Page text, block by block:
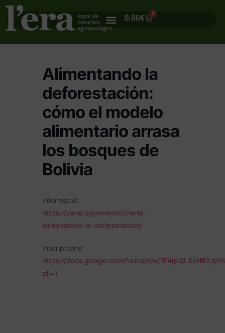
0,00€
0
Alimentando la
deforestación:
cómo el modelo
alimentario arrasa
los bosques de
Bolivia
Informació:
https://cerai.org/evento/charla-
alimentando-la-deforestacion/
Inscripcions:
https://docs.google.com/forms/d/e/
pli=1